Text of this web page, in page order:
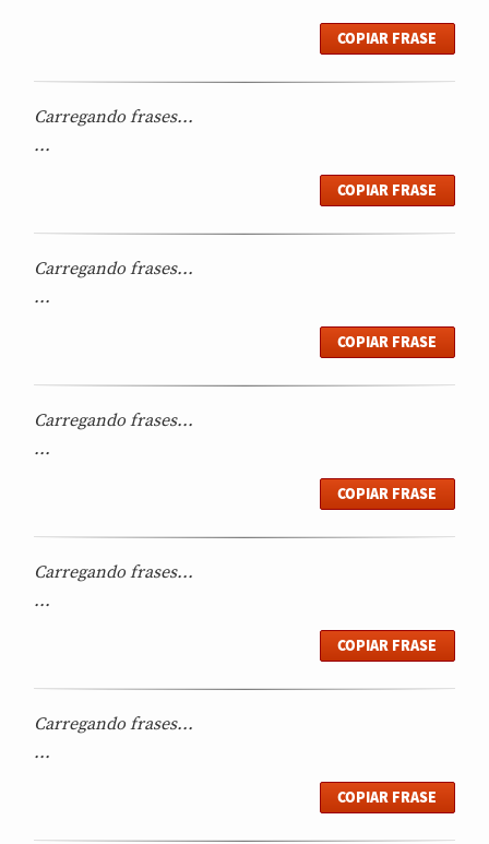
COPIAR FRASE
Carregando frases...
...
COPIAR FRASE
Carregando frases...
...
COPIAR FRASE
Carregando frases...
...
COPIAR FRASE
Carregando frases...
...
COPIAR FRASE
Carregando frases...
...
COPIAR FRASE